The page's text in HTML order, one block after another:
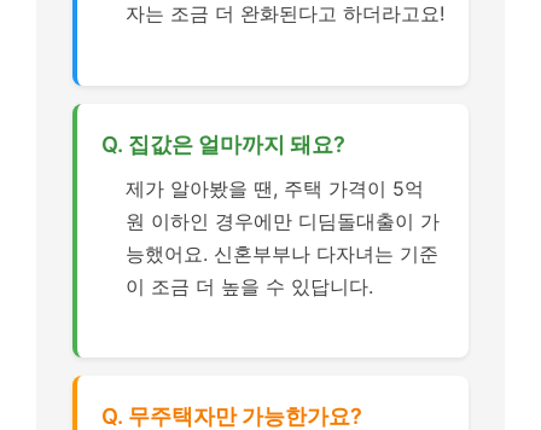
자는 조금 더 완화된다고 하더라고요!
Q. 집값은 얼마까지 돼요?
제가 알아봤을 땐, 주택 가격이 5억
원 이하인 경우에만 디딤돌대출이 가
능했어요. 신혼부부나 다자녀는 기준
이 조금 더 높을 수 있답니다.
Q. 무주택자만 가능한가요?